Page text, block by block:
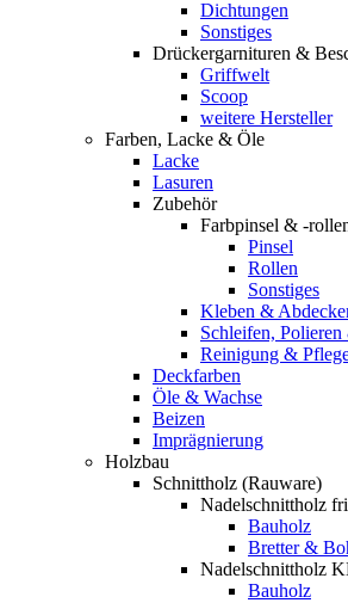
Dichtungen
Sonstiges
Drückergarnituren &
Griffwelt
Scoop
weitere Hersteller
Farben, Lacke & Öle
Lacke
Lasuren
Zubehör
Farbpinsel & -
Pinsel
Rollen
Sonstiges
Kleben &
Schleifen,
Reinigung &
Deckfarben
Öle & Wachse
Beizen
Imprägnierung
Holzbau
Schnittholz (Rauware)
Nadelschnittholz
Bauholz
Bretter &
Nadelschnittholz
Bauholz